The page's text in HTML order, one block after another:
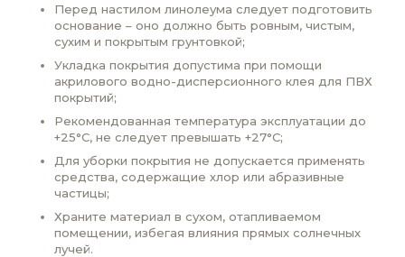
Перед настилом линолеума следует подготовить
основание – оно должно быть ровным, чистым,
сухим и покрытым грунтовкой;
Укладка покрытия допустима при помощи
акрилового водно-дисперсионного клея для ПВХ
покрытий;
Рекомендованная температура эксплуатации до
+25°С, не следует превышать +27°С;
Для уборки покрытия не допускается применять
средства, содержащие хлор или абразивные
частицы;
Храните материал в сухом, отапливаемом
помещении, избегая влияния прямых солнечных
лучей.